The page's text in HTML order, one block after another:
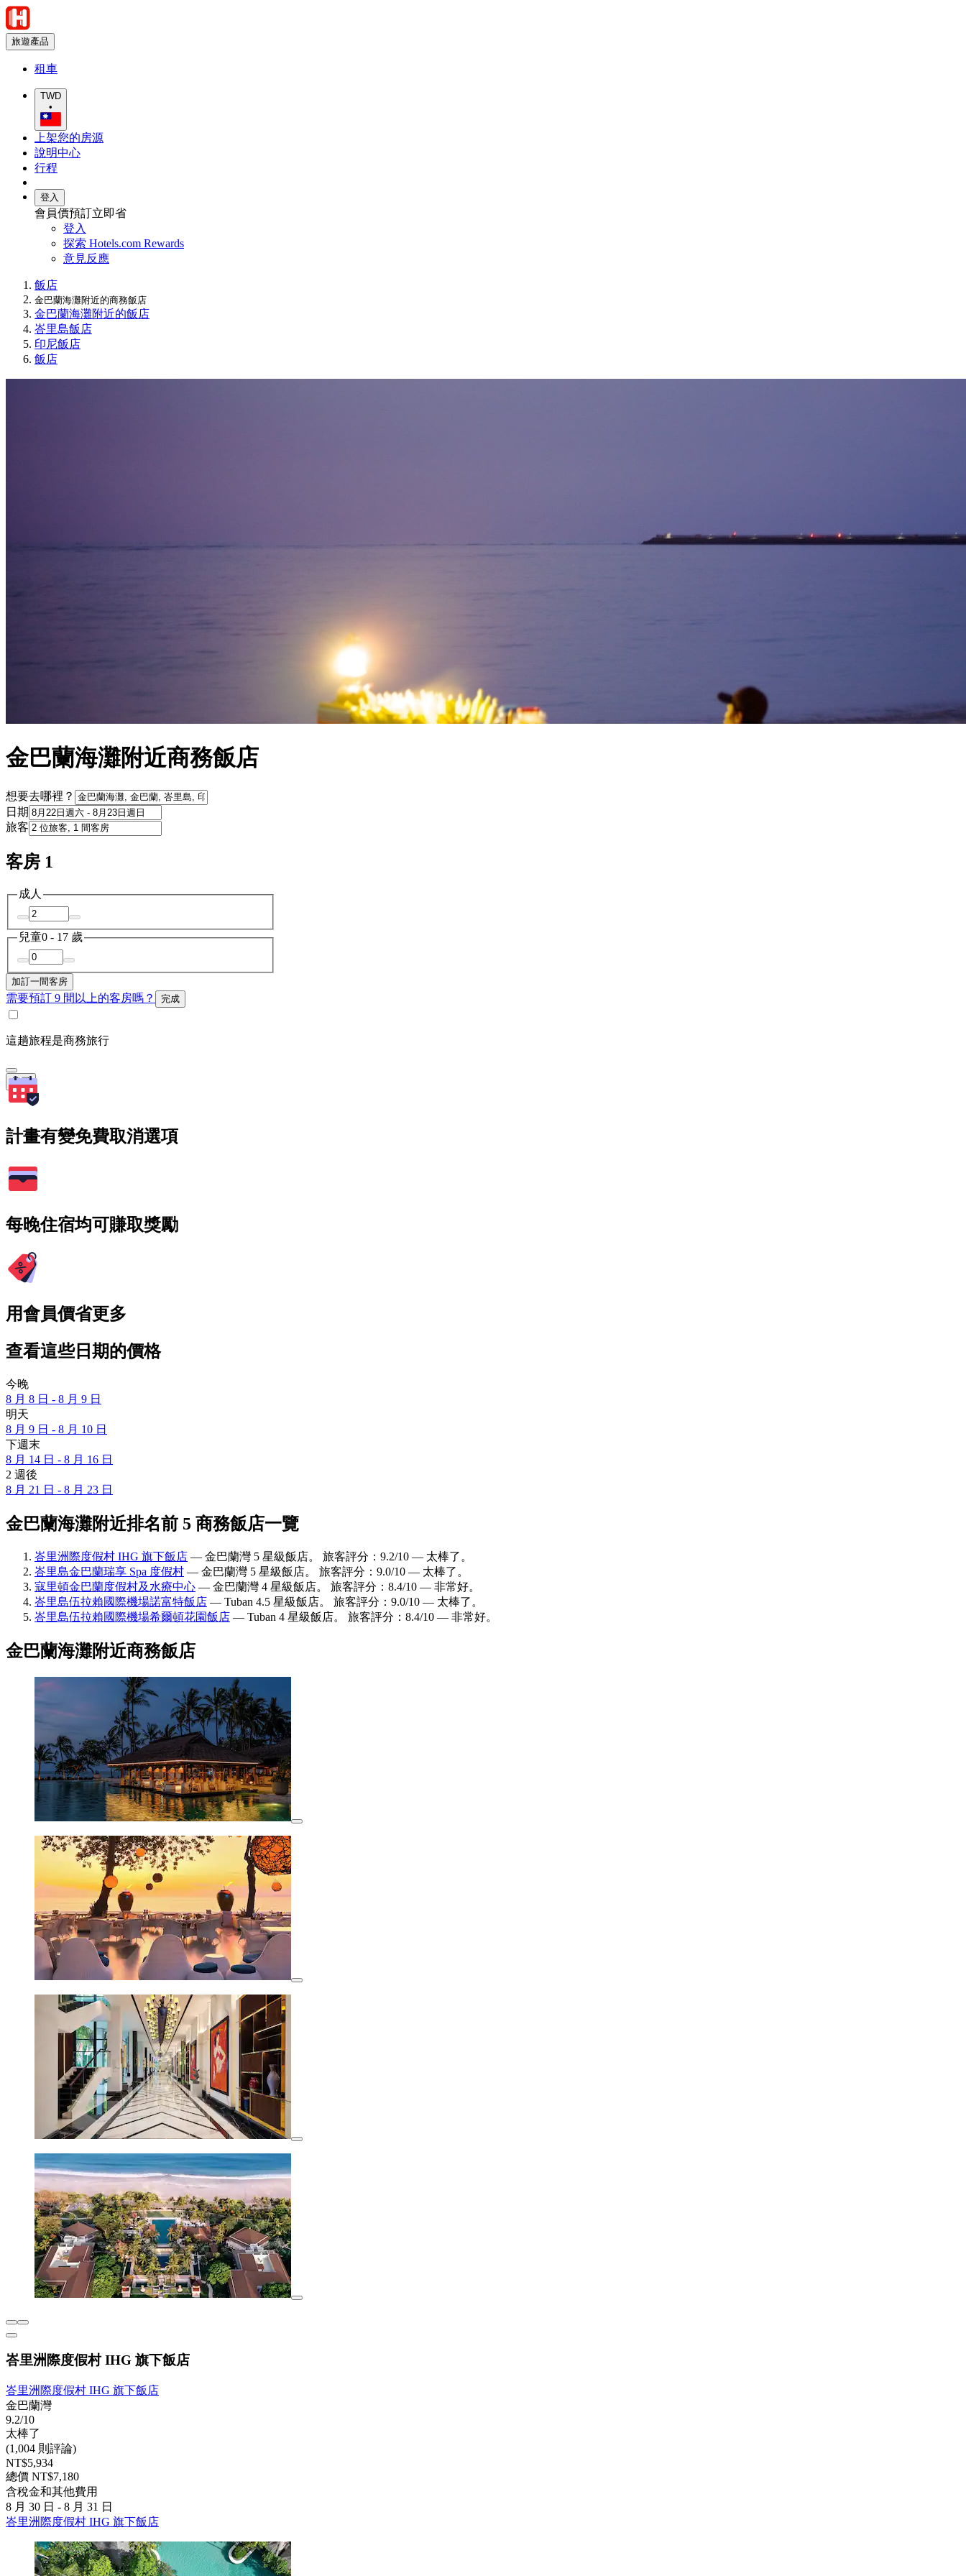
旅遊產品
租車
TWD
•
上架您的房源
說明中心
行程
登入
會員價預訂立即省
登入
探索 Hotels.com Rewards
意見反應
飯店
金巴蘭海灘附近的商務飯店
金巴蘭海灘附近的飯店
峇里島飯店
印尼飯店
飯店
金巴蘭海灘附近商務飯店
想要去哪裡？
日期
旅客
客房 1
成人
兒童0 - 17 歲
加訂一間客房
需要預訂 9 間以上的客房嗎？ 完成
這趟旅程是商務旅行
搜尋
計畫有變免費取消選項
每晚住宿均可賺取獎勵
用會員價省更多
查看這些日期的價格
今晚
8 月 8 日 - 8 月 9 日
明天
8 月 9 日 - 8 月 10 日
下週末
8 月 14 日 - 8 月 16 日
2 週後
8 月 21 日 - 8 月 23 日
金巴蘭海灘附近排名前 5 商務飯店一覽
峇里洲際度假村 IHG 旗下飯店 — 金巴蘭灣 5 星級飯店。 旅客評分：9.2/10 — 太棒了。
峇里島金巴蘭瑞享 Spa 度假村 — 金巴蘭灣 5 星級飯店。 旅客評分：9.0/10 — 太棒了。
寇里頓金巴蘭度假村及水療中心 — 金巴蘭灣 4 星級飯店。 旅客評分：8.4/10 — 非常好。
峇里島伍拉賴國際機場諾富特飯店 — Tuban 4.5 星級飯店。 旅客評分：9.0/10 — 太棒了。
峇里島伍拉賴國際機場希爾頓花園飯店 — Tuban 4 星級飯店。 旅客評分：8.4/10 — 非常好。
金巴蘭海灘附近商務飯店
峇里洲際度假村 IHG 旗下飯店
峇里洲際度假村 IHG 旗下飯店
金巴蘭灣
9.2/10
太棒了
(1,004 則評論)
NT$5,934
總價 NT$7,180
含稅金和其他費用
8 月 30 日 - 8 月 31 日
峇里洲際度假村 IHG 旗下飯店